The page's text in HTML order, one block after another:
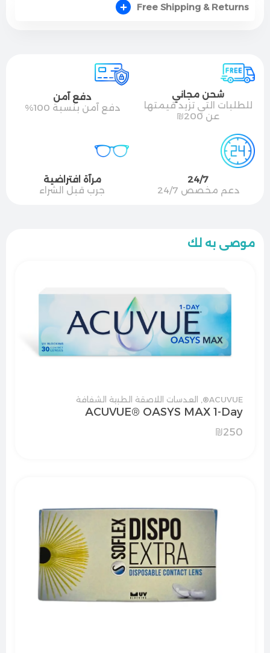
أشكال الوجوه، وخصوصاً الوجوه المتوسطة والعريضة اللي
بتبحث عن ستايل طيار فخم ومميز بامتياز.
Free Shipping & Returns
شحن مجاني
للطلبات التي تزيد قيمتها
عن 200₪
دفع آمن
دفع آمن بنسبة 100%
24/7
دعم مخصص 24/7
مرآة افتراضية
جرب قبل الشراء
موصى به لك
ACUVUE® العدسات اللاصقة الطبية الشفافة
ACUVUE® OASYS MAX 1-Day
₪250